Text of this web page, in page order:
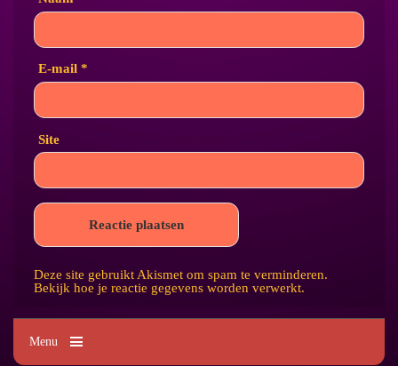
E-mail *
Site
Deze site gebruikt Akismet om spam te verminderen.
Bekijk hoe je reactie gegevens worden verwerkt.
Menu